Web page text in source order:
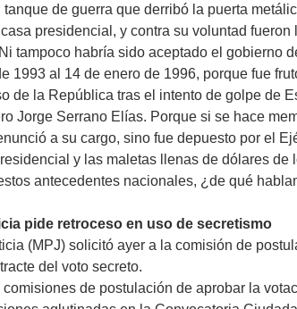
tanque de guerra que derribó la puerta
casa presidencial, y contra su voluntad
tampoco habría sido aceptado el gobierno
1993 al 14 de enero de 1996, porque fue
de la República tras el intento de golpe de
Jorge Serrano Elías. Porque si se hace
a su cargo, sino fue depuesto por el
y las maletas llenas de dólares de
antecedentes nacionales, ¿de qué
pide retroceso en uso de secretismo
(MPJ) solicitó ayer a la comisión de
del voto secreto.
de postulación de aprobar la